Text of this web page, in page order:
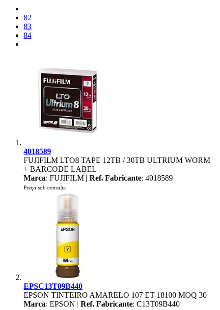
82
83
84
4018589
FUJIFILM LTO8 TAPE 12TB / 30TB ULTRIUM WORM
+ BARCODE LABEL
Marca: FUJIFILM | Ref. Fabricante: 4018589
Preço sob consulta
EPSC13T09B440
EPSON TINTEIRO AMARELO 107 ET-18100 MOQ 30
Marca: EPSON | Ref. Fabricante: C13T09B440